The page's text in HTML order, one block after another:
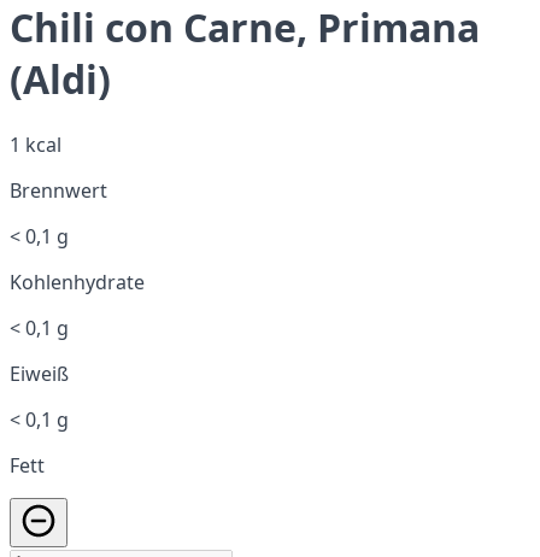
Chili con Carne, Primana
(Aldi)
1 kcal
Brennwert
< 0,1 g
Kohlenhydrate
< 0,1 g
Eiweiß
< 0,1 g
Fett